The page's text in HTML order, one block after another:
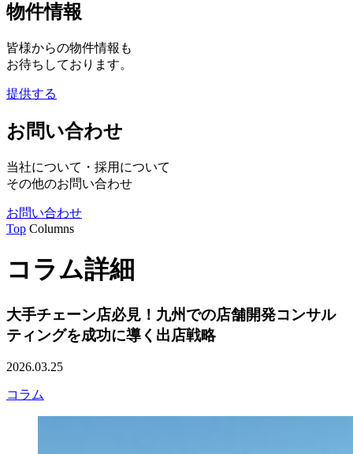
物件情報
皆様からの物件情報も
お待ちしております。
提供する
お問い合わせ
当社について・採用について
その他のお問い合わせ
お問い合わせ
Top Columns
コラム詳細
大手チェーン店必見！九州での店舗開発コンサル
ティングを成功に導く出店戦略
2026.03.25
コラム